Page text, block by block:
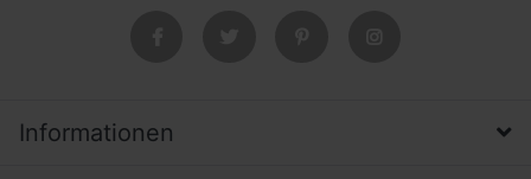
Informationen